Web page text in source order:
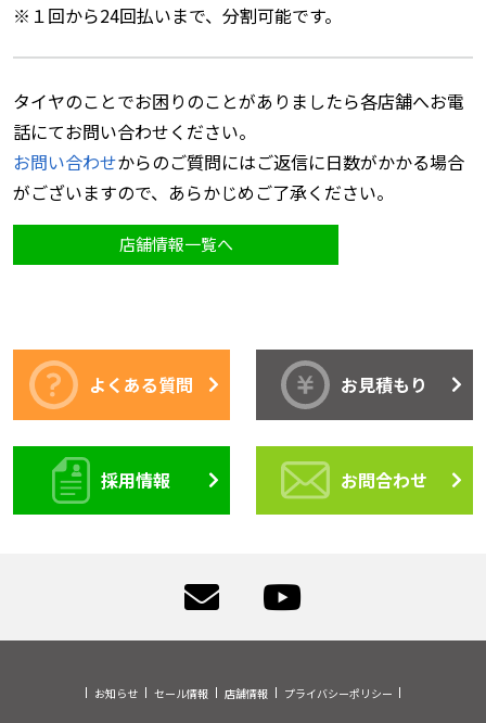
※１回から24回払いまで、分割可能です。
タイヤのことでお困りのことがありましたら各店舗へお電
話にてお問い合わせください。
お問い合わせからのご質問にはご返信に日数がかかる場合
がございますので、あらかじめご了承ください。
店舗情報一覧へ
よくある質問 お見積もり
採用情報 お問合わせ
お知らせ セール情報 店舗情報 プライバシーポリシー